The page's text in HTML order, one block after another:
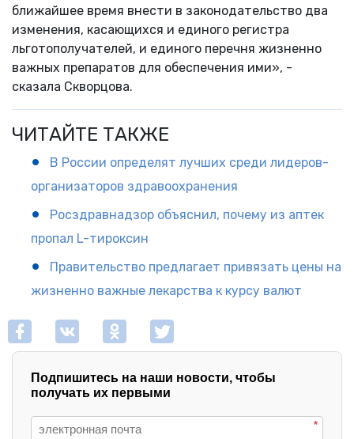
ближайшее время внести в законодательство два
изменения, касающихся и единого регистра
льготополучателей, и единого перечня жизненно
важных препаратов для обеспечения ими», -
сказала Скворцова.
ЧИТАЙТЕ ТАКЖЕ
В России определят лучших среди лидеров-
организаторов здравоохранения
Росздравнадзор объяснил, почему из аптек
пропал L-тироксин
Правительство предлагает привязать цены на
жизненно важные лекарства к курсу валют
Подпишитесь на наши новости, чтобы
получать их первыми
*